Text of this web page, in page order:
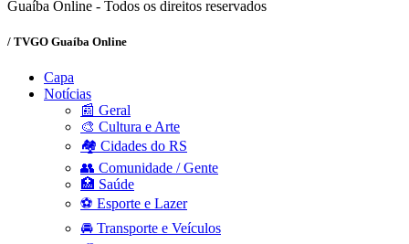
Guaíba Online - Todos os direitos reservados
/ TVGO Guaíba Online
Capa
Notícias
📰 Geral
🎨 Cultura e Arte
🏘️ Cidades do RS
👥 Comunidade / Gente
🏥 Saúde
⚽ Esporte e Lazer
🚘 Transporte e Veículos